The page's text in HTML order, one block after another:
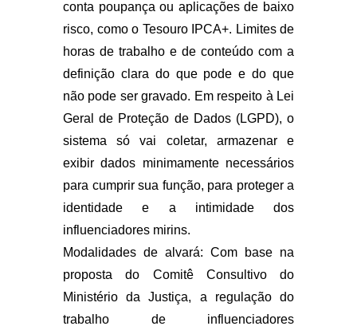
conta poupança ou aplicações de baixo
risco, como o Tesouro IPCA+. Limites de
horas de trabalho e de conteúdo com a
definição clara do que pode e do que
não pode ser gravado. Em respeito à Lei
Geral de Proteção de Dados (LGPD), o
sistema só vai coletar, armazenar e
exibir dados minimamente necessários
para cumprir sua função, para proteger a
identidade e a intimidade dos
influenciadores mirins.
Modalidades de alvará: Com base na
proposta do Comitê Consultivo do
Ministério da Justiça, a regulação do
trabalho de influenciadores